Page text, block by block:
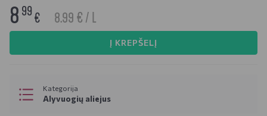
8 99€ 8.99 € / L
Į KREPŠELĮ
Kategorija
Alyvuogių aliejus